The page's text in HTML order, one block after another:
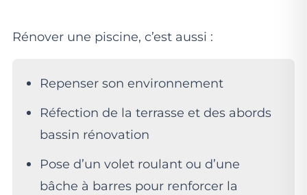
Rénover une piscine, c’est aussi :
Repenser son environnement
Réfection de la terrasse et des abords
bassin rénovation
Pose d’un volet roulant ou d’une
bâche à barres pour renforcer la